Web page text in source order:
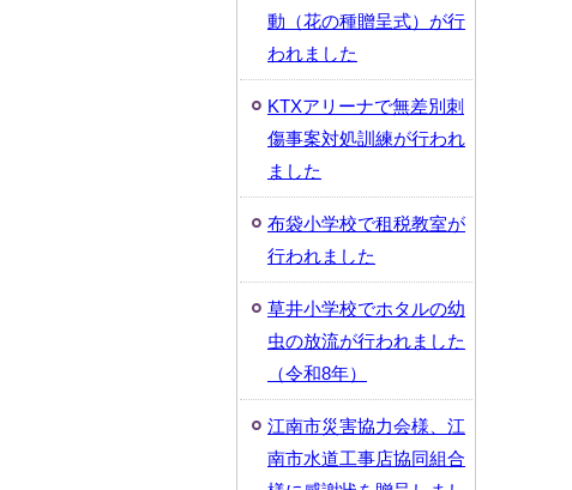
動（花の種贈呈式）が行
われました
KTXアリーナで無差別刺
傷事案対処訓練が行われ
ました
布袋小学校で租税教室が
行われました
草井小学校でホタルの幼
虫の放流が行われました
（令和8年）
江南市災害協力会様、江
南市水道工事店協同組合